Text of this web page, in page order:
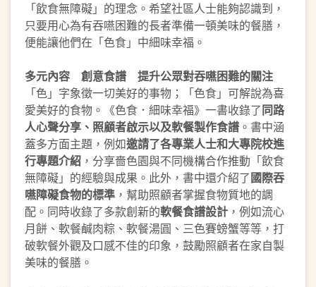
「飲食無障礙」的理念。希望社區人士能夠認識到，
只要用心為有吞嚥困難的長者準備一頓美味的餐膳，
便能讓他們在「色食」中細味幸福。
多元內容 創意食譜 提升公眾對吞嚥困難的關注
「色」字象徵一切美好的事物；「色食」可解說為喜
愛美好的食物。《色食．細味幸福》一書收錄了同路
人心聲分享、照顧者啟示以及軟餐製作食譜 。書中涵
蓋多方面主題，例如邀請了各專業人士和大專院校進
行專題介紹 ，分享嗇色園與不同機構合作推動「飲食
無障礙」的經驗與成果。此外，書中還介紹了國際吞
嚥障礙食物的標準 ，幫助照顧者掌握食物質地的調
配。同時收錄了多款創新的軟餐食譜設計 ，例如流心
月餅、軟餐鹹肉粽、軟餐湯圓、三色賽螃蟹等等，打
破軟餐外觀及口感不佳的印象，鼓勵照顧者在家自製
美味的餐膳。